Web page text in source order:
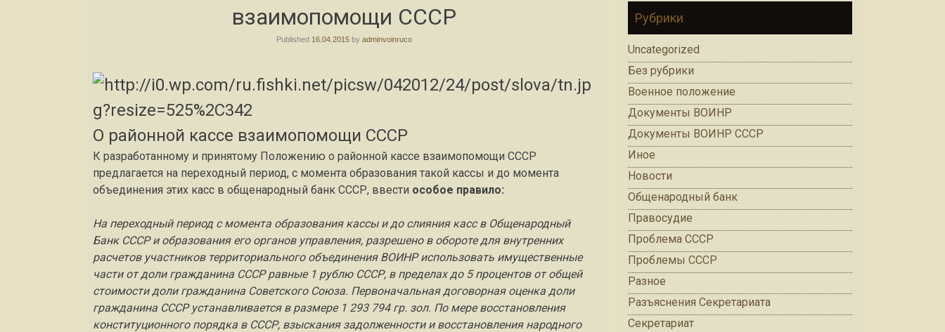
взаимопомощи СССР
Published 16.04.2015 by adminvoinruco
О районной кассе взаимопомощи СССР
К разработанному и принятому Положению о районной кассе взаимопомощи СССР
предлагается на переходный период, с момента образования такой кассы и до момента
объединения этих касс в общенародный банк СССР, ввести особое правило:
На переходный период с момента образования кассы и до слияния касс в Общенародный
Банк СССР и образования его органов управления, разрешено в обороте для внутренних
расчетов участников территориального объединения ВОИНР использовать имущественные
части от доли гражданина СССР равные 1 рублю СССР, в пределах до 5 процентов от общей
стоимости доли гражданина Советского Союза. Первоначальная договорная оценка доли
гражданина СССР устанавливается в размере 1 293 794 гр. зол. По мере восстановления
конституционного порядка в СССР, взыскания задолженности и восстановления народного
Рубрики
Uncategorized
Без рубрики
Военное положение
Документы ВОИНР
Документы ВОИНР СССР
Иное
Новости
Общенародный банк
Правосудие
Проблема СССР
Проблемы СССР
Разное
Разъяснения Секретариата
Секретариат